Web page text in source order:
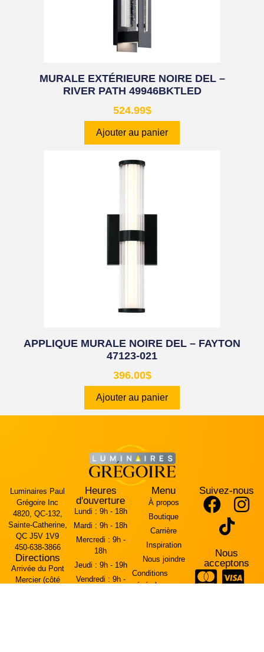
MURALE EXTÉRIEURE NOIRE DEL –
RIVER PATH 49946BKTLED
524.99$
Ajouter au panier
APPLIQUE MURALE NOIRE DEL – FAYTON
47123-021
396.00$
Ajouter au panier
Luminaires Paul
Grégoire Inc
4820, QC-132,
Sainte-Catherine,
QC J5V 1V9
450-638-3866
Directions
Arrivée du Pont
Mercier (côté
Heures
d'ouverture
Lundi : 9h - 18h
Mardi : 9h - 18h
Mercredi : 9h -
18h
Jeudi : 9h - 19h
Vendredi : 9h -
Menu
À propos
Boutique
Carrière
Inspiration
Nous joindre
Conditions
générales
Suivez-nous
Nous
acceptons